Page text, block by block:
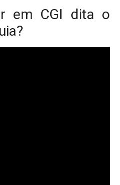
em CGI dita o